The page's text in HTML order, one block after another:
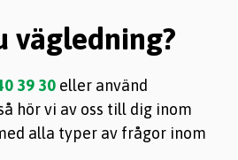
vägledning?
39 30 eller använd
hör vi av oss till dig inom
alla typer av frågor inom